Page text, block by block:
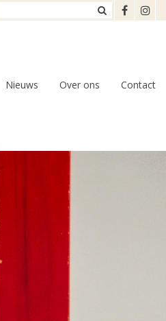
Nieuws Over ons Contact